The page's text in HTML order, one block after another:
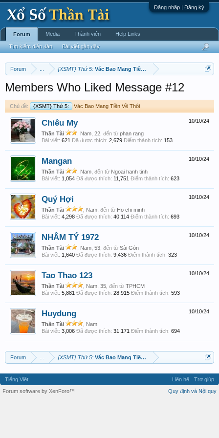
Đăng nhập | Đăng ký
Forum {XSMT} Thứ 5: Vác Bao Mang Tiền Về Thôi
Members Who Liked Message #12
Chủ đề: {XSMT} Thứ 5: Vác Bao Mang Tiền Về Thôi
10/10/24
Chiêu My
Thần Tài , Nam, 22, đến từ phan rang
Bài viết: 621 Đã được thích: 2,679 Điểm thành tích: 153
10/10/24
Mangan
Thần Tài , Nam, đến từ Ngoai hanh tinh
Bài viết: 1,054 Đã được thích: 11,751 Điểm thành tích: 623
10/10/24
Quý Hợi
Thần Tài , Nam, đến từ Ho chi minh
Bài viết: 4,298 Đã được thích: 40,114 Điểm thành tích: 693
10/10/24
NHÂM TÝ 1972
Thần Tài , Nam, 53, đến từ Sài Gòn
Bài viết: 1,640 Đã được thích: 9,436 Điểm thành tích: 323
10/10/24
Tao Thao 123
Thần Tài , Nam, 35, đến từ TPHCM
Bài viết: 5,881 Đã được thích: 28,915 Điểm thành tích: 593
10/10/24
Huydung
Thần Tài
, Nam
Bài viết: 3,006 Đã được thích: 31,171 Điểm thành tích: 694
Forum {XSMT} Thứ 5: Vác Bao Mang Tiền Về Thôi
Forum
Tìm kiếm diễn đàn Bài viết gần đây
Media Thành viên Help Links
Tiếng Việt Liên hệ
Trợ giúp
Quy định và Nội quy
Forum software by XenForo™